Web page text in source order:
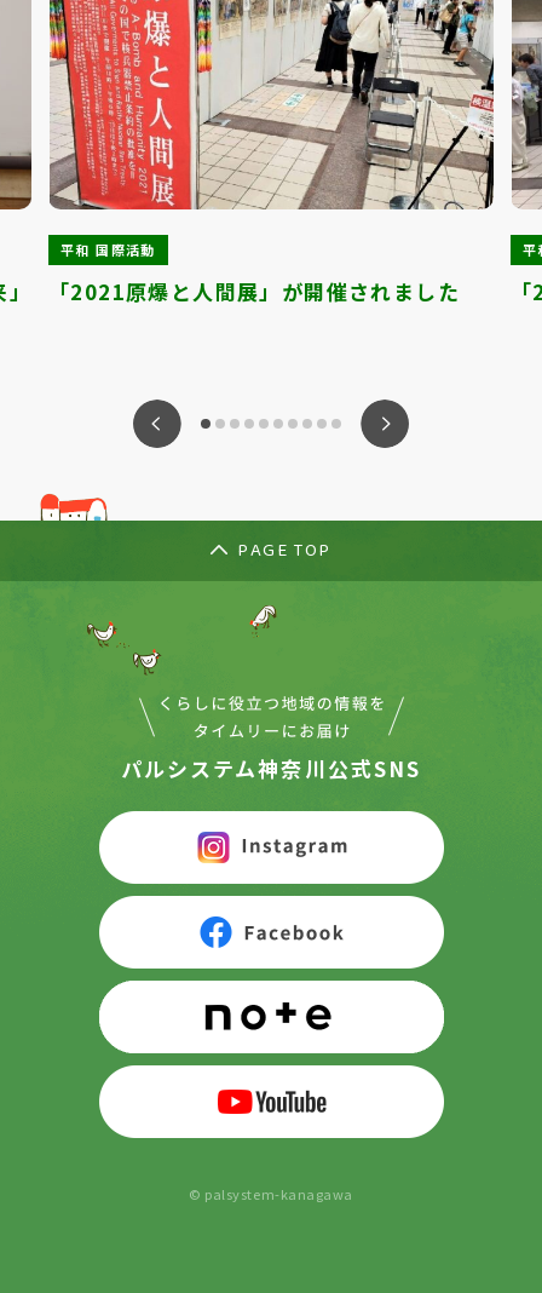
平和 国際活動
「2021原爆と人間展」が開催されました
平
PAGE TOP
パルシステム神奈川公式SNS
© palsystem-kanagawa